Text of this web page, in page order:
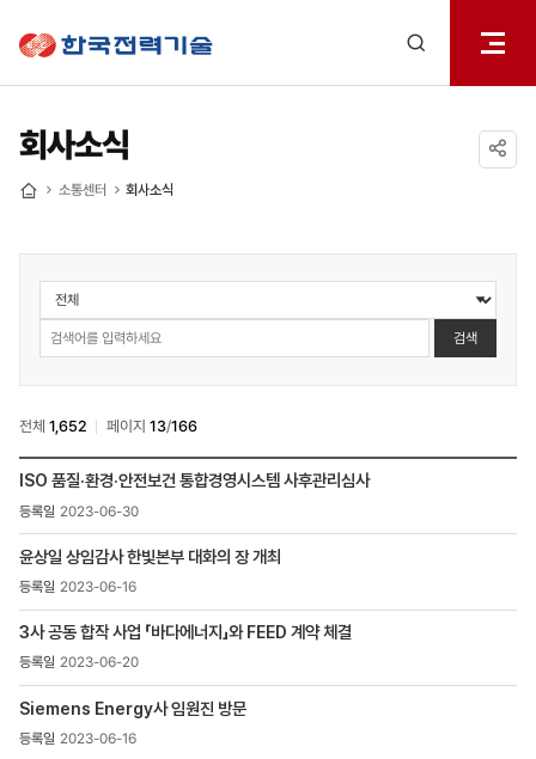
열기
회사소식
소통센터 회사소식
소통센터
>
회사소식
검색
검색
전체 1,652 페이지 13/166
>
회사소식
목록
-
번호,
등록일
첨부파일
조회수
ISO 품질·환경·안전보건 통합경영시스템 사후관리심사
2023-06-30
윤상일 상임감사 한빛본부 대화의 장 개최
2023-06-16
3사 공동 합작 사업 「바다에너지」와 FEED 계약 체결
2023-06-20
Siemens Energy사 임원진 방문
2023-06-16